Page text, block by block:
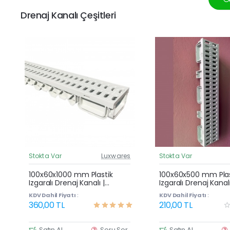
Drenaj Kanalı Çeşitleri
Güncel Fiyat
Çok Satan
Stokta Var Luxwares
100x60x1000 mm Plastik
Izgaralı Drenaj Kanalı |
Yağmur Suyu ve Havuz
Kenarı Oluğu
KDV Dahil Fiyatı :
360,00 TL
Stokta Var
100x60x500 mm
Izgaralı Drenaj
Yağmur Suyu ve
Kenarı Oluğu
KDV Dahil Fiyatı :
210,00 TL